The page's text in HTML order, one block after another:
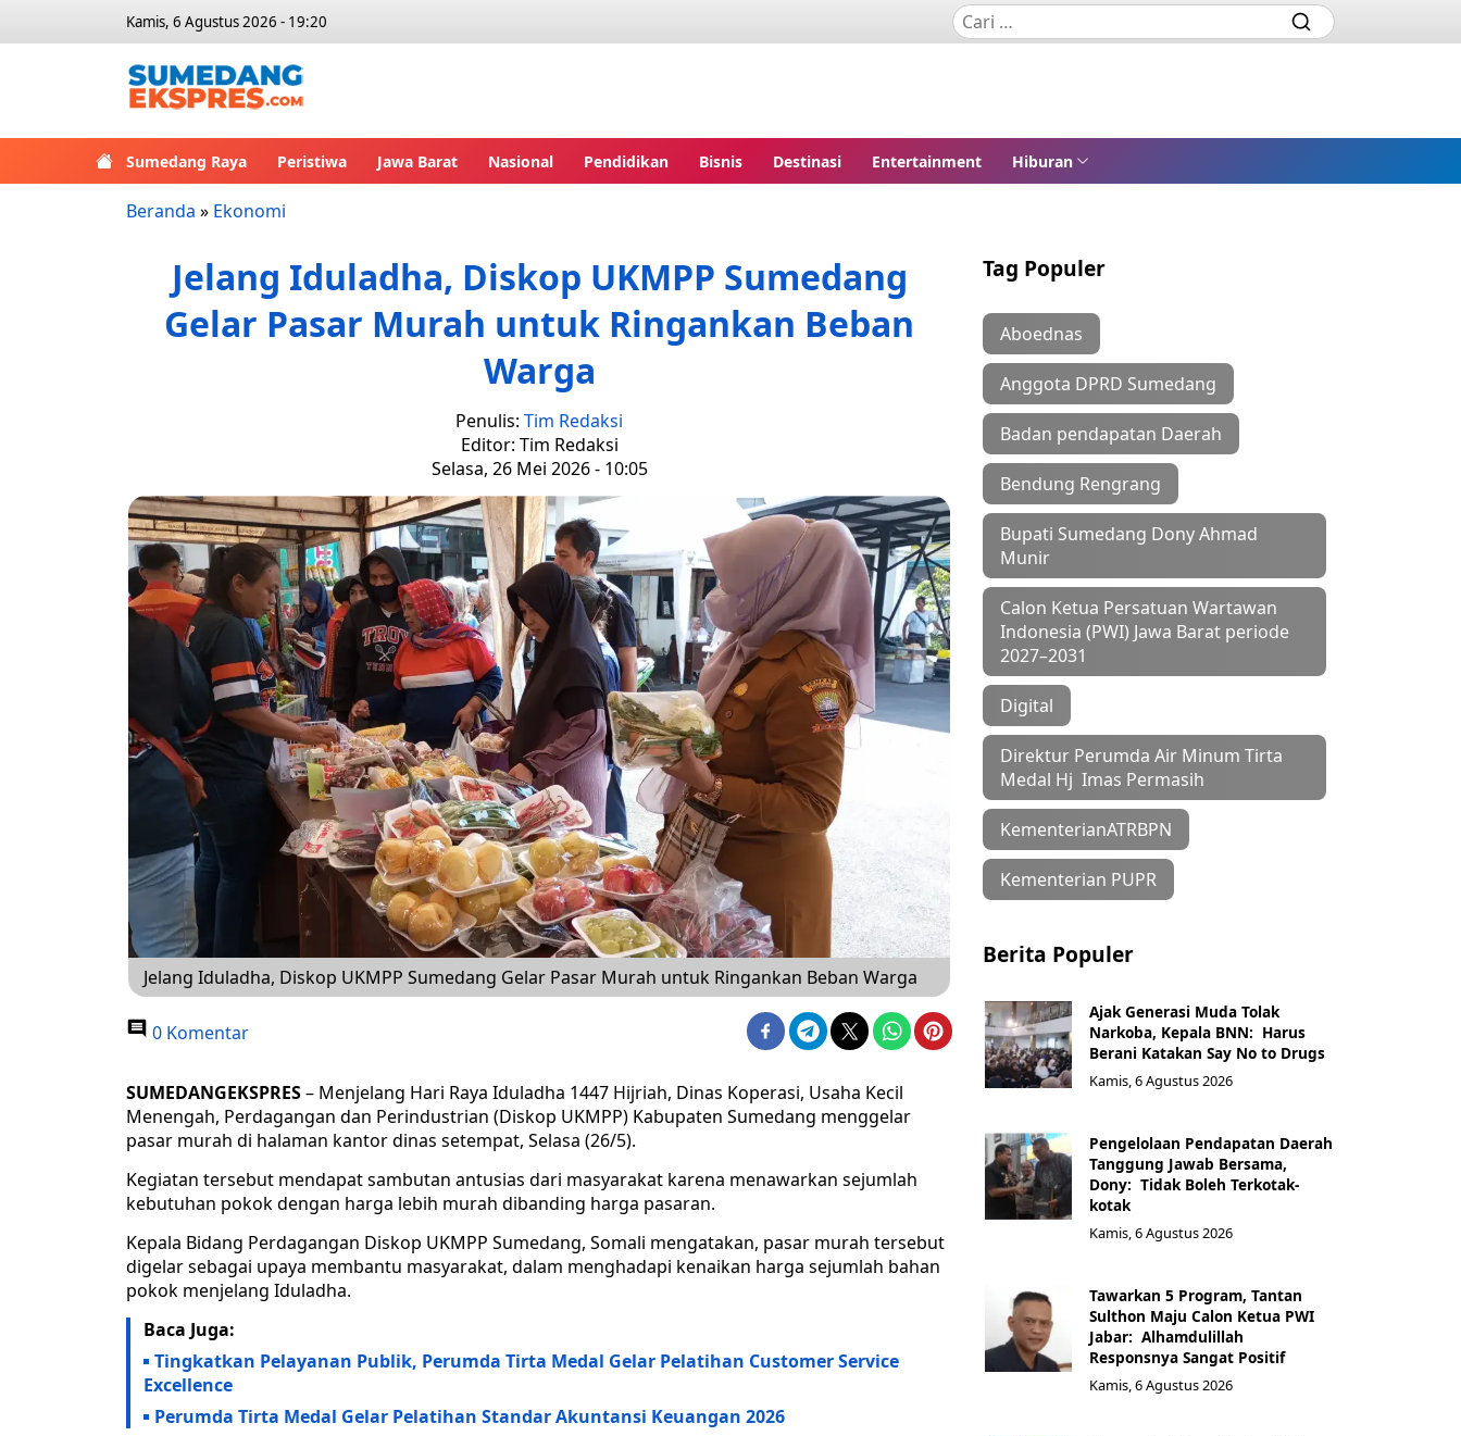
Kamis, 6 Agustus 2026 - 19:20
Sumedang Raya Peristiwa Jawa Barat Nasional Pendidikan Bisnis Destinasi Entertainment Hiburan
Beranda » Ekonomi
Jelang Iduladha, Diskop UKMPP Sumedang
Gelar Pasar Murah untuk Ringankan Beban
Warga
Penulis: Tim Redaksi
Editor: Tim Redaksi
Selasa, 26 Mei 2026 - 10:05
Jelang Iduladha, Diskop UKMPP Sumedang Gelar Pasar Murah untuk Ringankan Beban Warga
0 Komentar
SUMEDANGEKSPRES– Menjelang Hari Raya Iduladha 1447 Hijriah, Dinas Koperasi, Usaha Kecil
Menengah, Perdagangan dan Perindustrian (Diskop UKMPP) Kabupaten Sumedang menggelar
pasar murah di halaman kantor dinas setempat, Selasa (26/5).
Kegiatan tersebut mendapat sambutan antusias dari masyarakat karena menawarkan sejumlah
kebutuhan pokok dengan harga lebih murah dibanding harga pasaran.
Kepala Bidang Perdagangan Diskop UKMPP Sumedang, Somali mengatakan, pasar murah tersebut
digelar sebagai upaya membantu masyarakat, dalam menghadapi kenaikan harga sejumlah bahan
pokok menjelang Iduladha.
Baca Juga:
Tingkatkan Pelayanan Publik, Perumda Tirta Medal Gelar Pelatihan Customer Service
Excellence
Perumda Tirta Medal Gelar Pelatihan Standar Akuntansi Keuangan 2026
Tag Populer
Aboednas
Anggota DPRD Sumedang
Badan pendapatan Daerah
Bendung Rengrang
Bupati Sumedang Dony Ahmad
Munir
Calon Ketua Persatuan Wartawan
Indonesia (PWI) Jawa Barat periode
2027–2031
Digital
Direktur Perumda Air Minum Tirta
Medal Hj Imas Permasih
KementerianATRBPN
Kementerian PUPR
Berita Populer
Ajak Generasi Muda Tolak
Narkoba, Kepala BNN: Harus
Berani Katakan Say No to Drugs
Kamis, 6 Agustus 2026
Pengelolaan Pendapatan Daerah
Tanggung Jawab Bersama,
Dony: Tidak Boleh Terkotak-
kotak
Kamis, 6 Agustus 2026
Tawarkan 5 Program, Tantan
Sulthon Maju Calon Ketua PWI
Jabar: Alhamdulillah
Responsnya Sangat Positif
Kamis, 6 Agustus 2026